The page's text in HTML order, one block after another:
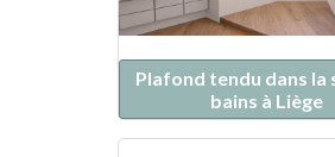
Plafond tendu dans la
bains à Liège